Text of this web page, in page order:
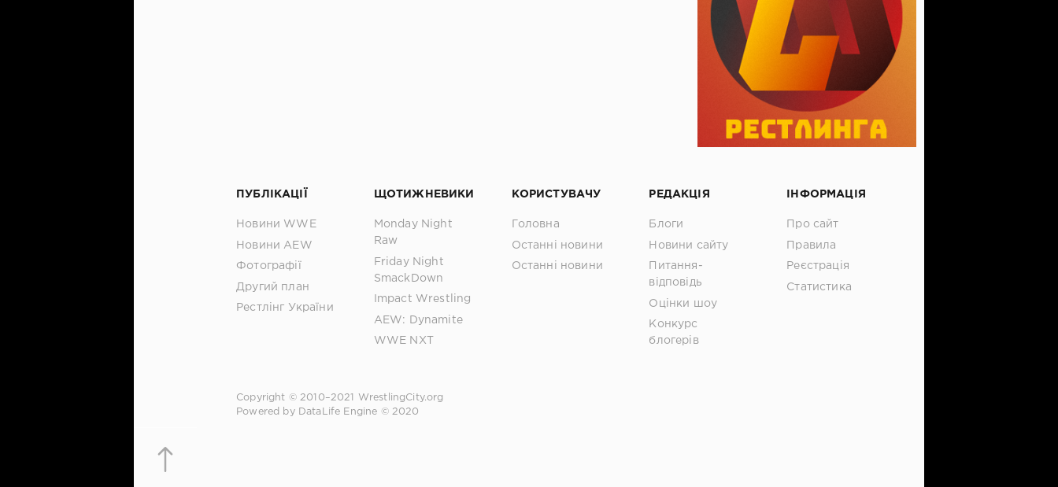
ПУБЛІКАЦІЇ
Новини WWE
Новини AEW
Фотографії
Другий план
Рестлінг України
ЩОТИЖНЕВИКИ
Monday Night
Raw
Friday Night
SmackDown
Impact Wrestling
AEW: Dynamite
WWE NXT
КОРИСТУВАЧУ
Головна
Останні новини
Останні новини
РЕДАКЦІЯ
Блоги
Новини сайту
Питання-
відповідь
Оцінки шоу
Конкурс
блогерів
ІНФОРМАЦІЯ
Про сайт
Правила
Реєстрація
Статистика
Copyright © 2010–2021
WrestlingCity.org
Powered by DataLife Engine © 2020